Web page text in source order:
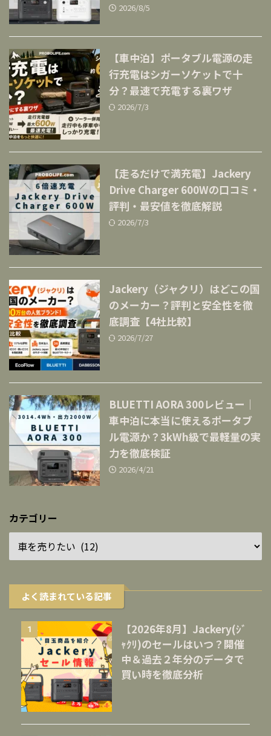
2026/8/5
【車中泊】ポータブル電源の走
行充電はシガーソケットで十
分？最速で充電する裏ワザ
2026/7/3
【走るだけで満充電】Jackery
Drive Charger 600Wの口コミ・
評判・最安値を徹底解説
2026/7/3
Jackery（ジャクリ）はどこの国
のメーカー？評判と安全性を徹
底調査【4社比較】
2026/7/27
BLUETTI AORA 300レビュー｜
車中泊に本当に使えるポータブ
ル電源か？3kWh級で最軽量の実
力を徹底検証
2026/4/21
カテゴリー
よく読まれている記事
1
【2026年8月】Jackery(ｼﾞ
ｬｸﾘ)のセールはいつ？開催
中＆過去２年分のデータで
買い時を徹底分析